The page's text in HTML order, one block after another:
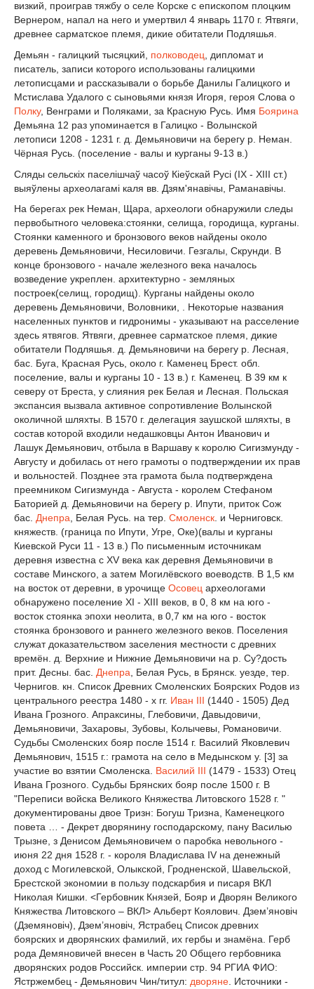
визкий, проиграв тяжбу о селе Корске с епископом плоцким
Вернером, напал на него и умертвил 4 январь 1170 г. Ятвяги,
древнее сарматское племя, дикие обитатели Подляшья.
Демьян - галицкий тысяцкий, полководец , дипломат и
писатель, записи которого использованы галицкими
летописцами и рассказывали о борьбе Данилы Галицкого и
Мстислава Удалого с сыновьями князя Игоря, героя Слова о
Полку, Венграми и Поляками, за Красную Русь. Имя Боярина
Демьяна 12 раз упоминается в Галицко - Волынской
летописи 1208 - 1231 г. д. Демьяновичи на берегу р. Неман.
Чёрная Русь. (поселение - валы и курганы 9-13 в.)
Сляды сельскіх паселішчаў часоў Кіеўскай Русі (IX - XIII ст.)
выяўлены археолагамі каля вв. Дзям'янавічы, Раманавічы.
На берегах рек Неман, Щара, археологи обнаружили следы
первобытного человека:стоянки, селища, городища, курганы.
Стоянки каменного и бронзового веков найдены около
деревень Демьяновичи, Несиловичи. Гезгалы, Скрунди. В
конце бронзового - начале железного века началось
возведение укреплен. архитектурно - земляных
построек(селищ, городищ). Курганы найдены около
деревень Демьяновичи, Воловники, . Некоторые названия
населенных пунктов и гидронимы - указывают на расселение
здесь ятвягов. Ятвяги, древнее сарматское племя, дикие
обитатели Подляшья. д. Демьяновичи на берегу р. Лесная,
бас. Буга, Красная Русь, около г. Каменец Брест. обл.
поселение, валы и курганы 10 - 13 в.) г. Каменец. В 39 км к
северу от Бреста, у слияния рек Белая и Лесная. Польская
экспансия вызвала активное сопротивление Волынской
околичной шляхты. В 1570 г. делегация заушской шляхты, в
состав которой входили недашковцы Антон Иванович и
Лашук Демьянович, отбыла в Варшаву к королю Сигизмунду -
Августу и добилась от него грамоты о подтверждении их прав
и вольностей. Позднее эта грамота была подтверждена
преемником Сигизмунда - Августа - королем Стефаном
Баторией д. Демьяновичи на берегу р. Ипути, приток Сож
бас. Днепра, Белая Русь. на тер. Смоленск. и Черниговск.
княжеств. (граница по Ипути, Угре, Оке)(валы и курганы
Киевской Руси 11 - 13 в.) По письменным источникам
деревня известна с XV века как деревня Демьяновичи в
составе Минского, а затем Могилёвского воеводств. В 1,5 км
на восток от деревни, в урочище Осовец археологами
обнаружено поселение XI - XIII веков, в 0, 8 км на юго -
восток стоянка эпохи неолита, в 0,7 км на юго - восток
стоянка бронзового и раннего железного веков. Поселения
служат доказательством заселения местности с древних
времён. д. Верхние и Нижние Демьяновичи на р. Су?дость
прит. Десны. бас. Днепра, Белая Русь, в Брянск. уезде, тер.
Чернигов. кн. Список Древних Смоленских Боярских Родов из
центрального реестра 1480 - х гг. Иван III (1440 - 1505) Дед
Ивана Грозного. Апраксины, Глебовичи, Давыдовичи,
Демьяновичи, Захаровы, Зубовы, Колычевы, Романовичи.
Судьбы Смоленских бояр после 1514 г. Василий Яковлевич
Демьянович, 1515 г.: грамота на село в Медынском у. [3] за
участие во взятии Смоленска. Василий III (1479 - 1533) Отец
Ивана Грозного. Судьбы Брянских бояр после 1500 г. В
"Переписи войска Великого Княжества Литовского 1528 г. "
документированы двое Тризн: Богуш Тризна, Каменецкого
повета … - Декрет дворянину господарскому, пану Василью
Трызне, з Денисом Демьяновичем о паробка невольного -
июня 22 дня 1528 г. - короля Владислава IV на денежный
доход с Могилевской, Олыкской, Гродненской, Шавельской,
Брестской экономии в пользу подскарбия и писаря ВКЛ
Николая Кишки. <Гербовник Князей, Бояр и Дворян Великого
Княжества Литовского – ВКЛ> Альберт Коялович. Дзем’яновіч
(Дземяновіч), Дзем’яновіч, Ястрабец Список древних
боярских и дворянских фамилий, их гербы и знамёна. Герб
рода Демяновичей внесен в Часть 20 Общего гербовника
дворянских родов Российск. империи стр. 94 РГИА ФИО:
Ястржембец - Демьянович Чин/титул: дворяне. Источники -